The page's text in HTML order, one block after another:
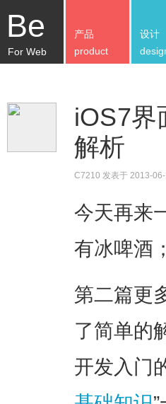
Be
For Web
产品
product
设计
iOS7界
解析
C7210 发表于 2013-
今天再来
有冰啤酒
第二篇更
了简单的
开发入门